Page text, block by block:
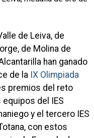
de Leiva, de
de Molina de
han ganado
de la IX Olimpiada
premios del reto
equipos del IES
y el tercero IES
con estos